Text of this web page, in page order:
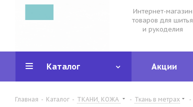
Интернет-магазин
товаров для шитья
и рукоделия
Каталог Акции
Главная - Каталог - ТКАНИ, КОЖА - Ткань в метрах -